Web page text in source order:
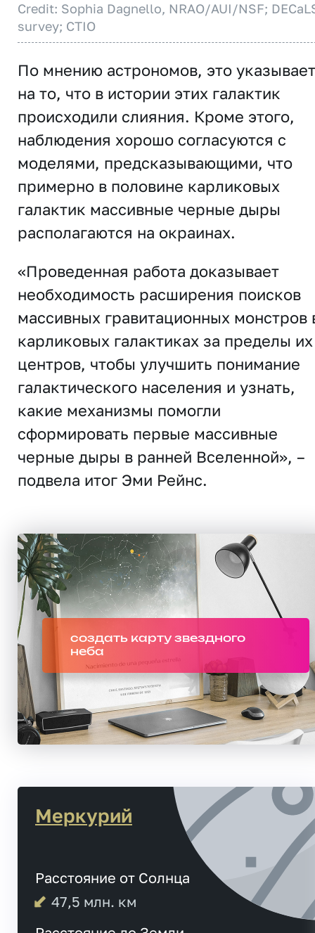
Credit: Sophia Dagnello, NRAO/AUI/NSF;
survey; CTIO
По мнению астрономов, это указывает
на то, что в истории этих галактик
происходили слияния. Кроме этого,
наблюдения хорошо согласуются с
моделями, предсказывающими, что
примерно в половине карликовых
галактик массивные черные дыры
располагаются на окраинах.
«Проведенная работа доказывает
необходимость расширения поисков
массивных гравитационных монстров
карликовых галактиках за пределы их
центров, чтобы улучшить понимание
галактического населения и узнать,
какие механизмы помогли
сформировать первые массивные
черные дыры в ранней Вселенной», –
подвела итог Эми Рейнс.
создать карту звездного
неба
Меркурий
Расстояние от Солнца
47,5 млн. км